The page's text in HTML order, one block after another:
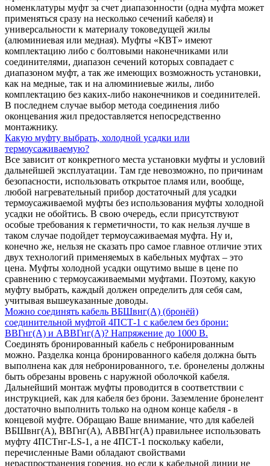
номенклатуры муфт за счет диапазонности (одна муфта может
применяться сразу на несколько сечений кабеля) и
универсальности к материалу токоведущей жилы
(алюминиевая или медная). Муфты «КВТ» имеют
комплектацию либо с болтовыми наконечниками или
соединителями, диапазон сечений которых совпадает с
диапазоном муфт, а так же имеющих возможность установки,
как на медные, так и на алюминиевые жилы, либо
комплектацию без каких-либо наконечников и соединителей.
В последнем случае выбор метода соединения либо
оконцевания жил предоставляется непосредственно
монтажнику.
Какую муфту выбрать, холодной усадки или
термоусаживаемую?
Все зависит от конкретного места установки муфты и условий
дальнейшей эксплуатации. Там где невозможно, по причинам
безопасности, использовать открытое пламя или, вообще,
любой нагревательный прибор достаточный для усадки
термоусаживаемой муфты без использования муфты холодной
усадки не обойтись. В свою очередь, если присутствуют
особые требования к герметичности, то как нельзя лучше в
таком случае подойдет термоусаживаемая муфта. Ну и,
конечно же, нельзя не сказать про самое главное отличие этих
двух технологий применяемых в кабельных муфтах – это
цена. Муфты холодной усадки ощутимо выше в цене по
сравнению с термоусаживаемыми муфтами. Поэтому, какую
муфту выбрать, каждый должен определить для себя сам,
учитывая вышеуказанные доводы.
Можно соединять кабель ВБШвнг(А) (бронёй)
соединительной муфтой 4ПСТ-1 с кабелем без брони:
ВВГнг(А) и АВВГнг(А)? Напряжение до 1000 В.
Соединять бронированный кабель с небронированным
можно. Разделка конца бронированного кабеля должна быть
выполнена как для небронированного, т.е. бронелены должны
быть обрезаны вровень с наружной оболочкой кабеля.
Дальнейший монтаж муфты проводится в соответствии с
инструкцией, как для кабеля без брони. Заземление бронелент
достаточно выполнить только на одном конце кабеля - в
концевой муфте. Обращаю Ваше внимание, что для кабелей
ВБШвнг(А), ВВГнг(А), АВВГнг(А) правильнее использовать
муфту 4ПСТнг-LS-1, а не 4ПСТ-1 поскольку кабели,
перечисленные Вами обладают свойствами
нераспространения горения, но если к кабельной линии не